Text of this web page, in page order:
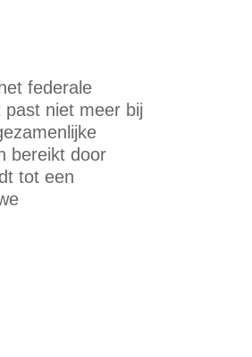
federale
niet meer bij
bereikt door
tot een